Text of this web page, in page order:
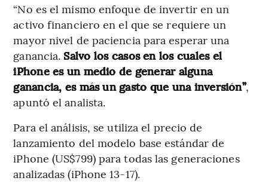
“No es el mismo enfoque de invertir en un
activo financiero en el que se requiere un
mayor nivel de paciencia para esperar una
ganancia. Salvo los casos en los cuales el
iPhone es un medio de generar alguna
ganancia, es más un gasto que una inversión”,
apuntó el analista.
Para el análisis, se utiliza el precio de
lanzamiento del modelo base estándar de
iPhone (US$799) para todas las generaciones
analizadas (iPhone 13-17).